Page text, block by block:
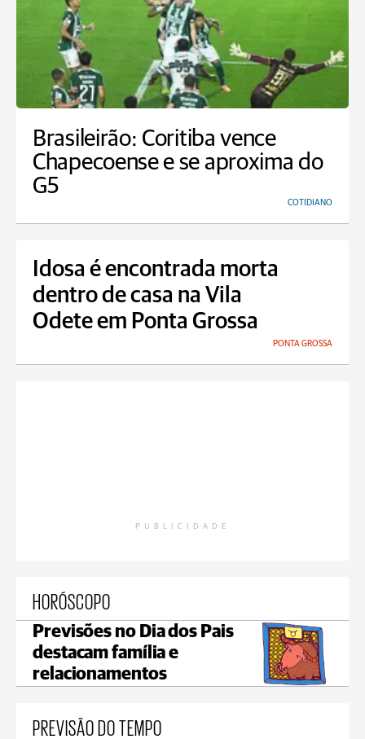
Brasileirão: Coritiba vence
Chapecoense e se aproxima do
G5
COTIDIANO
Idosa é encontrada morta
dentro de casa na Vila
Odete em Ponta Grossa
PONTA GROSSA
PUBLICIDADE
HORÓSCOPO
Previsões no Dia dos Pais
destacam família e
relacionamentos
PREVISÃO DO TEMPO